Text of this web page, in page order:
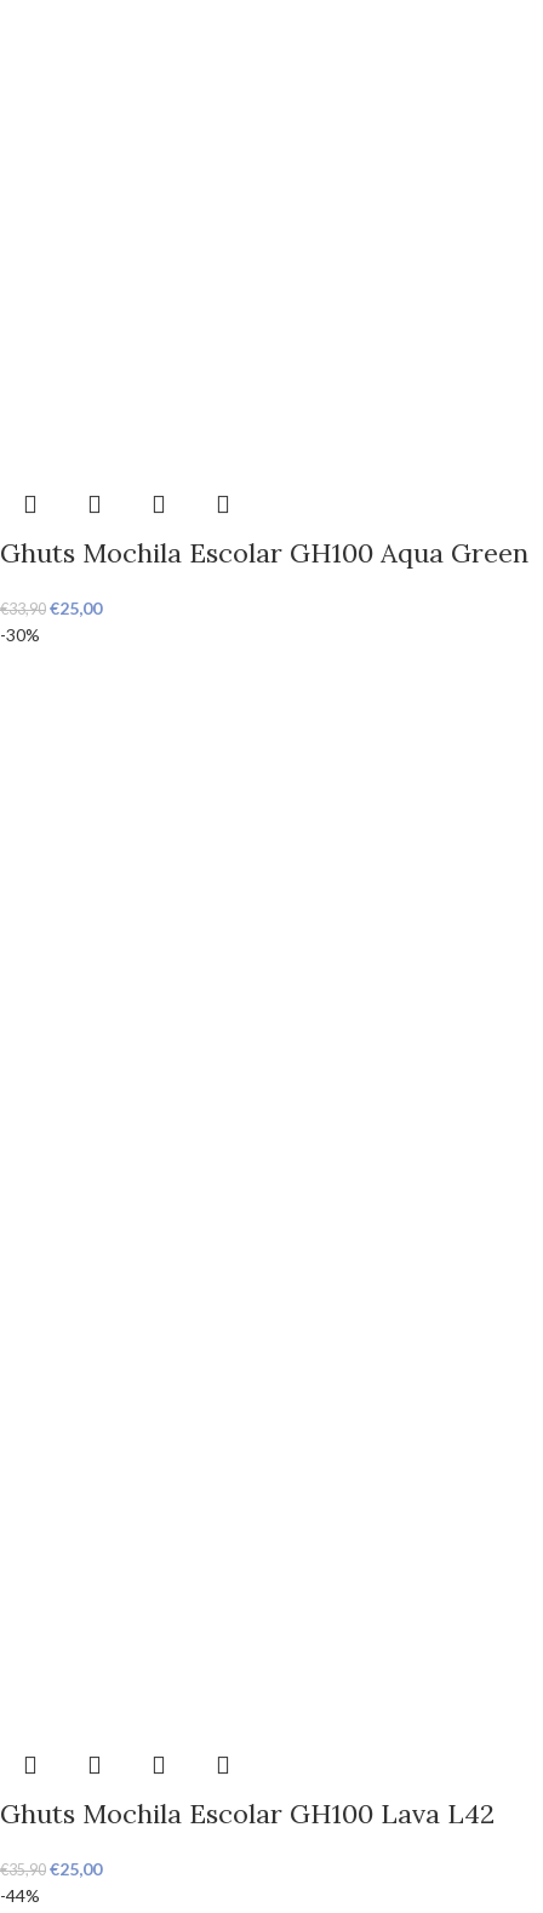
Ghuts Mochila Escolar GH100 Aqua Green
€33,90 €25,00
-30%
Ghuts Mochila Escolar GH100 Lava L42
€35,90 €25,00
-44%